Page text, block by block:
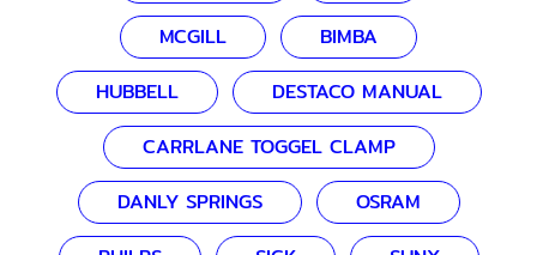
MCGILL
BIMBA
HUBBELL
DESTACO MANUAL
CARRLANE TOGGEL CLAMP
DANLY SPRINGS
OSRAM